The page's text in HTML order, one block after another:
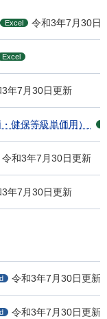
Excel 令和3年7月30日
Excel
3年7月30日更新
健保等級単価用）
令和3年7月30日更新
3年7月30日更新
令和3年7月30日更新
令和3年7月30日更新